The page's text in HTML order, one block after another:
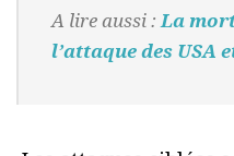
A lire aussi :La
l’attaque des USA